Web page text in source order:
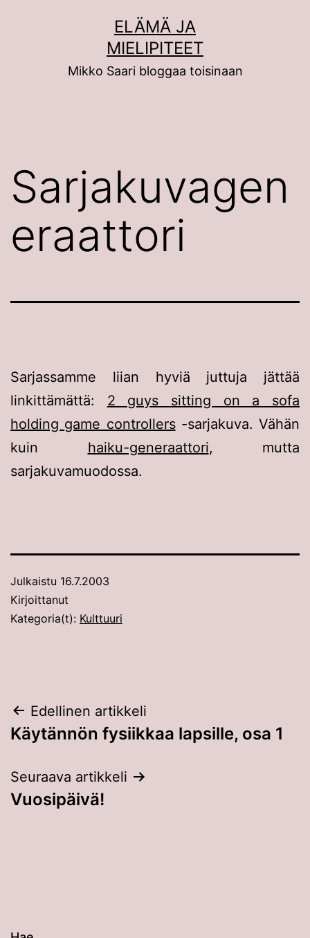
ELÄMÄ JA
MIELIPITEET
Mikko Saari bloggaa toisinaan
Sarjakuvagen
eraattori
Sarjassamme liian hyviä juttuja jättää
linkittämättä: 2 guys sitting on a sofa
holding game controllers-sarjakuva. Vähän
kuin haiku-generaattori, mutta
sarjakuvamuodossa.
Julkaistu 16.7.2003
Kirjoittanut
Kategoria(t): Kulttuuri
Artikkelien
selaus
Edellinen artikkeli
Käytännön fysiikkaa lapsille, osa 1
Seuraava artikkeli
Vuosipäivä!